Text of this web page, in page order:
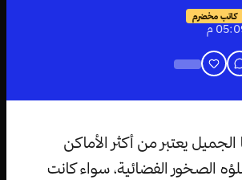
كاتب مخضرم
يعتبر من أكثر الأماكن
الصخور الفضائية، سواء كانت